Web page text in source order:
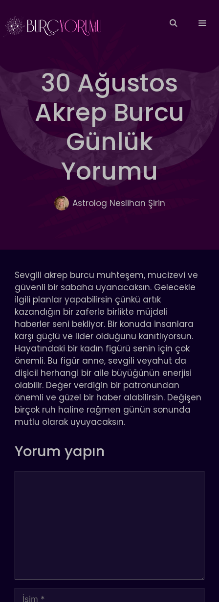
atla
30 Ağustos
Akrep Burcu
Günlük
Yorumu
Astrolog Neslihan Şirin
Sevgili akrep burcu muhteşem, mucizevi ve
güvenli bir sabaha uyanacaksın. Gelecekle
ilgili planlar yapabilirsin çünkü artık
kazandığın bir zaferle birlikte müjdeli
haberler seni bekliyor. Bir konuda insanlara
karşı güçlü ve lider olduğunu kanıtlıyorsun.
Hayatındaki bir kadın figürü senin için çok
önemli. Bu figür anne, sevgili veyahut da
dişicil herhangi bir aile büyüğünün enerjisi
olabilir. Değer verdiğin bir patronundan
önemli ve güzel bir haber alabilirsin. Değişen
birçok ruh haline rağmen günün sonunda
mutlu olarak uyuyacaksın.
Yorum yapın
İsim